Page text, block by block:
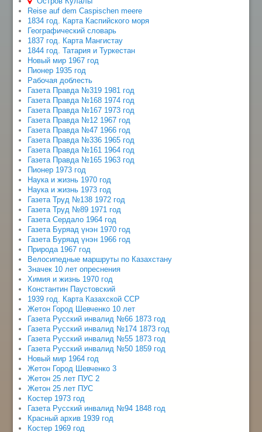
Reise auf dem Caspischen meere
1834 год. Карта Каспийского моря
Географический словарь
1837 год. Карта Мангистау
1844 год. Татария и Туркестан
Новый мир 1967 год
Пионер 1935 год
Рабочая доблесть
Газета Правда №319 1981 год
Газета Правда №168 1974 год
Газета Правда №167 1973 год
Газета Правда №12 1967 год
Газета Правда №47 1966 год
Газета Правда №336 1965 год
Газета Правда №161 1964 год
Газета Правда №165 1963 год
Пионер 1973 год
Наука и жизнь 1970 год
Наука и жизнь 1973 год
Газета Труд №138 1972 год
Газета Труд №89 1971 год
Газета Сердало 1964 год
Газета Буряад үнэн 1970 год
Газета Буряад үнэн 1966 год
Природа 1967 год
Велосипедные маршруты по Казахстану
Значек 10 лет опреснения
Химия и жизнь 1970 год
Константин Паустовский
1939 год. Карта Казахской ССР
Жетон Город Шевченко 10 лет
Газета Русский инвалид №66 1873 год
Газета Русский инвалид №174 1873 год
Газета Русский инвалид №55 1873 год
Газета Русский инвалид №50 1859 год
Новый мир 1964 год
Жетон Город Шевченко 3
Жетон 25 лет ПУС 2
Жетон 25 лет ПУС
Костер 1973 год
Газета Русский инвалид №94 1848 год
Красный архив 1939 год
Костер 1969 год